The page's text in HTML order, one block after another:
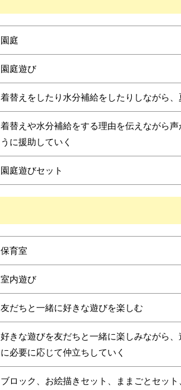
園庭
園庭遊び
着替えをしたり水分補給をしたりしながら
着替えや水分補給をする理由を伝えながら
うに援助していく
園庭遊びセット
保育室
室内遊び
友だちと一緒に好きな遊びを楽しむ
好きな遊びを友だちと一緒に楽しみながら
に必要に応じて仲立ちしていく
ブロック、お絵描きセット、ままごとセッ